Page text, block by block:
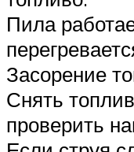
Пила
Засорение
Снять
проверить